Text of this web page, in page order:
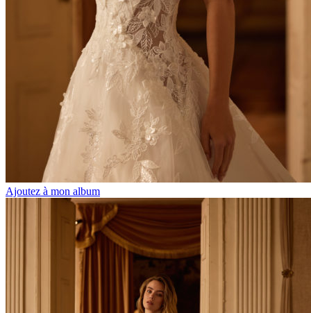
Ajoutez à mon album